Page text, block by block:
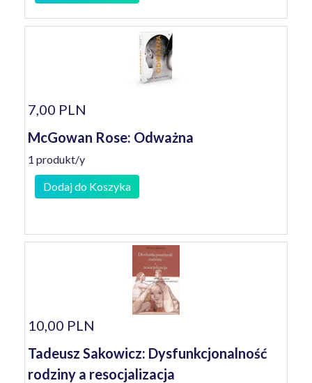
7,00 PLN
McGowan Rose: Odważna
1 produkt/y
Dodaj do Koszyka
10,00 PLN
Tadeusz Sakowicz: Dysfunkcjonalność
rodziny a resocjalizacja